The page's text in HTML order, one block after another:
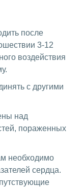
после
3-12
воздействия
с другими
над
пораженных
необходимо
сердца.